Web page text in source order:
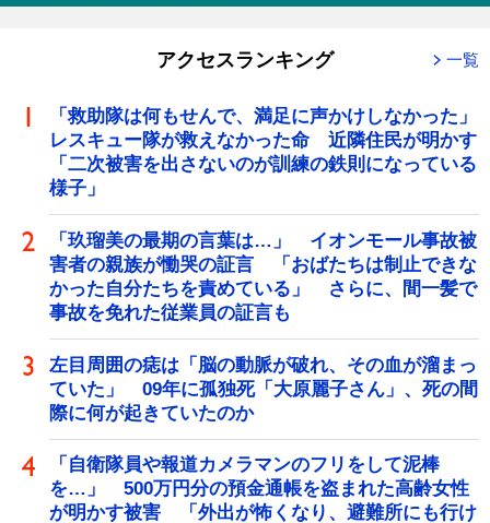
アクセスランキング 一覧
「救助隊は何もせんで、満足に声かけしなかった」
レスキュー隊が救えなかった命 近隣住民が明かす
「二次被害を出さないのが訓練の鉄則になっている
様子」
「玖瑠美の最期の言葉は…」 イオンモール事故被
害者の親族が慟哭の証言 「おばたちは制止できな
かった自分たちを責めている」 さらに、間一髪で
事故を免れた従業員の証言も
左目周囲の痣は「脳の動脈が破れ、その血が溜まっ
ていた」 09年に孤独死「大原麗子さん」、死の間
際に何が起きていたのか
「自衛隊員や報道カメラマンのフリをして泥棒
を…」 500万円分の預金通帳を盗まれた高齢女性
が明かす被害 「外出が怖くなり、避難所にも行け